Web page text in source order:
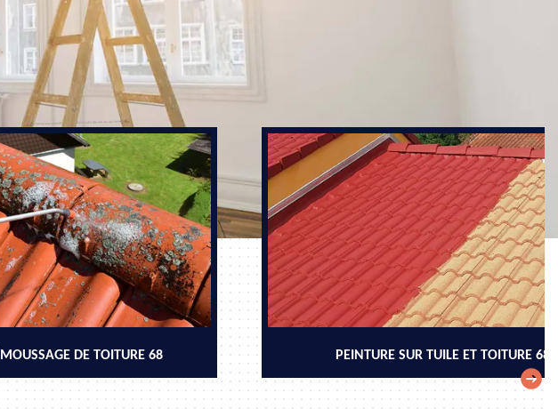
DE TOITURE 68 PEINTURE SUR TUILE ET TOITURE 68